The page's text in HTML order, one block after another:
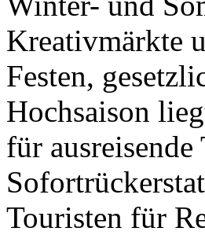
Kreativmärkte
Festen,
Hochsaison
für
Touristen für